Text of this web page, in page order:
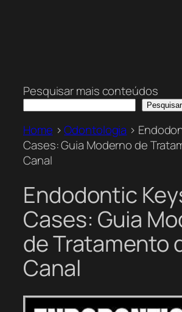
Pesquisar mais conteúdos
Pesquisar
Home >Odontologia >
Cases: Guia Moderno de
Canal
Endodontic
Cases: Guia
de Tratamento
Canal